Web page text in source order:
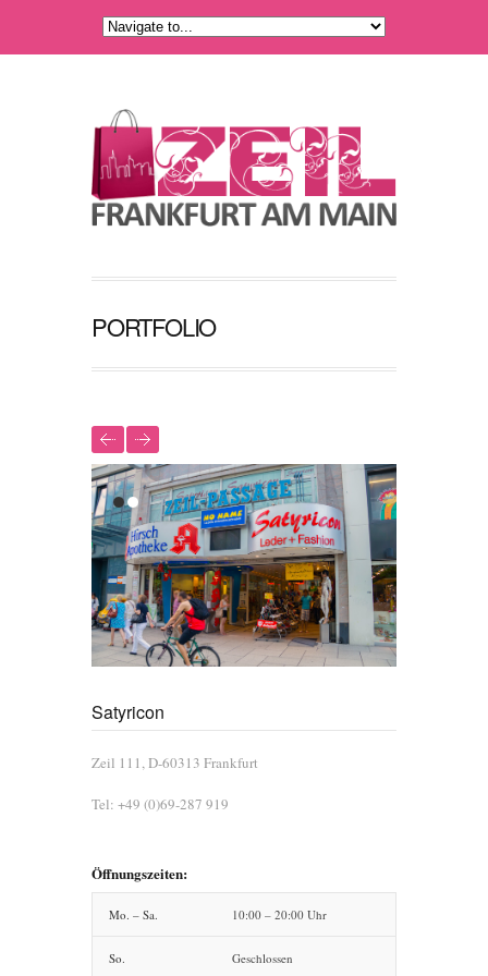
PORTFOLIO
Satyricon
Zeil 111, D-60313 Frankfurt
Tel: +49 (0)69-287 919
Öffnungszeiten:
Mo. – Sa. 10:00 – 20:00 Uhr
So. Geschlossen